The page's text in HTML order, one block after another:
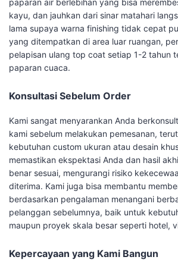
paparan air berlebihan yang bisa
kayu, dan jauhkan dari sinar matahari
lama supaya warna finishing tidak cepat
yang ditempatkan di area luar ruangan,
pelapisan ulang top coat setiap 1-2 tahun
paparan cuaca.
Konsultasi Sebelum Order
Kami sangat menyarankan Anda
kami sebelum melakukan pemesanan,
kebutuhan custom ukuran atau desain
memastikan ekspektasi Anda dan hasil
benar sesuai, mengurangi risiko
diterima. Kami juga bisa membantu
berdasarkan pengalaman menangani
pelanggan sebelumnya, baik untuk
maupun proyek skala besar seperti hotel,
Kepercayaan yang Kami Bangun